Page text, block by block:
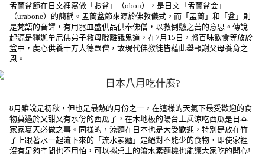
盂蘭盆節在日文裡寫做「お盆」（obon），是日文「盂蘭盆会」
（urabone）的簡稱。盂蘭盆節來源於佛教儀式，而「盂蘭」和「盆」則
是梵語的音譯，有用器皿盛供品供奉佛僧，以救倒懸之苦的意思。傳說
起源是釋迦牟尼佛弟子救母脫離餓鬼道，在7月15日，將百味飲食等放於
盆中，虔心供養十方大德眾僧，故現代佛教徒皆藉此舉報謝父母養育之
恩。
日本八月吃什麼?
8月雖說是初秋，但也是最熱的月份之一，在這樣的天氣下最受歡迎的食
物莫過於又甜又有水份的西瓜了，在木地板的陽台上乘涼吃西瓜是日本
家家夏天必做之事。同樣的，涼麵在日本也是大受歡迎，特別是放在竹
子上跟著水一起流下來的「流水素麵」是絕對不能少的食物，即使家裡
沒有足夠空間也不用怕，可以擺桌上的流水素麵機也能讓大家吃的開心!